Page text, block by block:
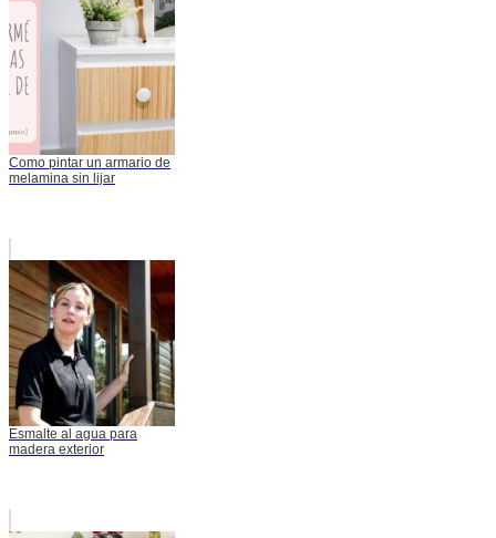
Como pintar un armario de
melamina sin lijar
Esmalte al agua para
madera exterior